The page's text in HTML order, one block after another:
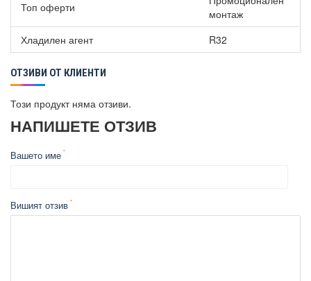
Топ оферти
монтаж
Хладилен агент
R32
ОТЗИВИ ОТ КЛИЕНТИ
Този продукт няма отзиви.
НАПИШЕТЕ ОТЗИВ
Вашето име
Вишият отзив